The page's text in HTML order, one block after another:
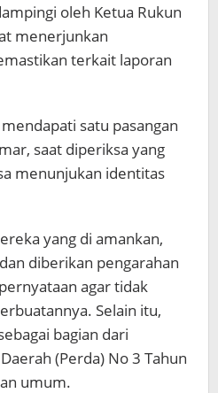
oleh Ketua Rukun
menerjunkan
terkait laporan
satu pasangan
saat diperiksa yang
menunjukan identitas
yang di amankan,
diberikan pengarahan
agar tidak
Selain itu,
bagian dari
(Perda) No 3 Tahun
umum.